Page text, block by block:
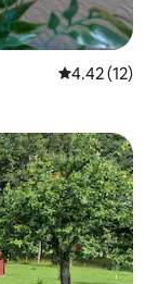
Calificación
4.42 (12)